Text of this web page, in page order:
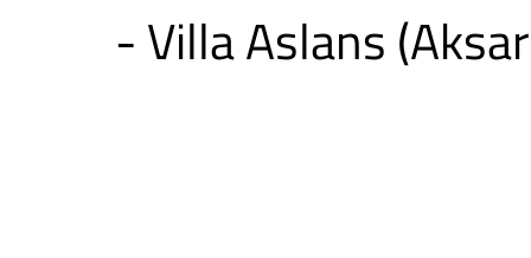
- Villa Aslans